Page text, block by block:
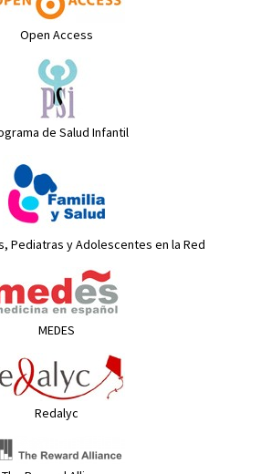
Open Access
de Salud Infantil
Pediatras y Adolescentes en la Red
MEDES
Redalyc